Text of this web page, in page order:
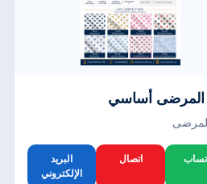
أساسي
اتصال
البريد
الإلكتروني